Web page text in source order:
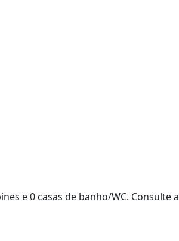
e 0 casas de banho/WC. Consulte a